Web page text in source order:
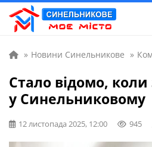
» Новини Синельникове »
Стало відомо, коли
у Синельниковому
12 листопада 2025, 12:00 945